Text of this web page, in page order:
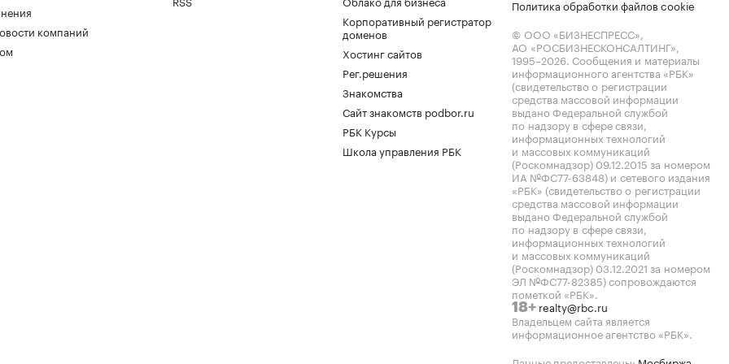
компаний
Корпоративный регистратор
доменов
Хостинг сайтов
Рег.решения
Знакомства
Сайт знакомств podbor.ru
РБК Курсы
Школа управления РБК
Политика обработки файлов cookie
© ООО «БИЗНЕСПРЕСС»,
АО «РОСБИЗНЕСКОНСАЛТИНГ»,
1995–2026. Сообщения и материалы
информационного агентства «РБК»
(свидетельство о регистрации
средства массовой информации
выдано Федеральной службой
по надзору в сфере связи,
информационных технологий
и массовых коммуникаций
(Роскомнадзор) 09.12.2015 за номером
ИА №ФС77-63848) и сетевого издания
«РБК» (свидетельство о регистрации
средства массовой информации
выдано Федеральной службой
по надзору в сфере связи,
информационных технологий
и массовых коммуникаций
(Роскомнадзор) 03.12.2021 за номером
ЭЛ №ФС77-82385) сопровождаются
пометкой «РБК».
18+ realty@rbc.ru
Владельцем сайта является
информационное агентство «РБК».